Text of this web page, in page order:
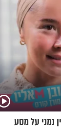
נמני על מסע